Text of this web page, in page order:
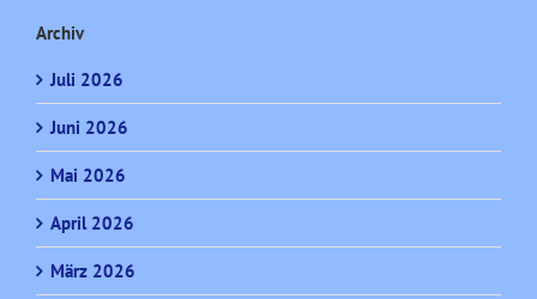
Archiv
Juli 2026
Juni 2026
Mai 2026
April 2026
März 2026